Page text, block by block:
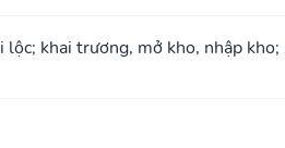
khai trương, mở kho, nhập